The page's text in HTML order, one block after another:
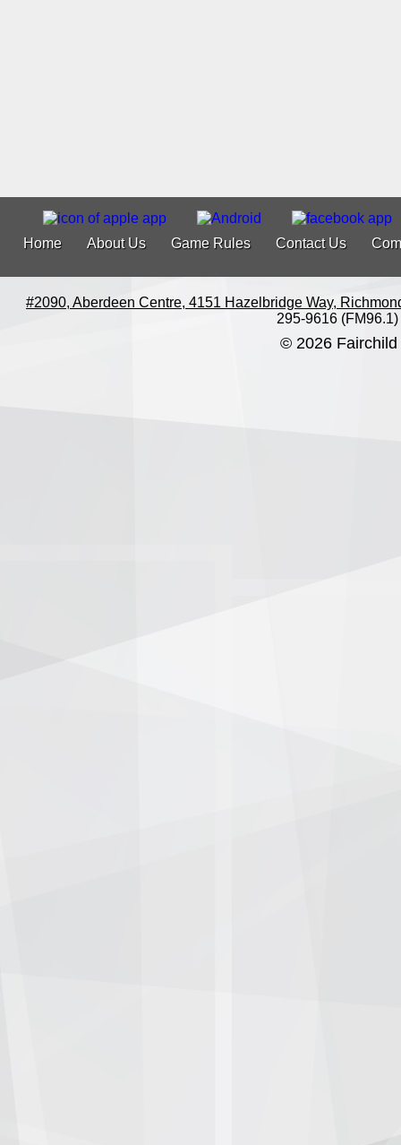
Home About Us Game Rules Contact Us
#2090, Aberdeen Centre, 4151 Hazelbridge Way,
295-9616 (FM96.1)
© 2026 Fairchild